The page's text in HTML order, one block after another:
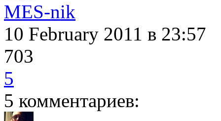
MES-nik
10 February 2011 в 23:57
703
5
5 комментариев: